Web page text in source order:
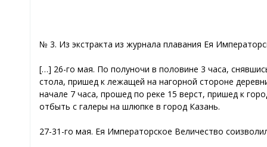
№ 3. Из экстракта из журнала плавания Ея
[…] 26-го мая. По полуночи в половине 3 часа,
стола, пришед к лежащей на нагорной стороне
начале 7 часа, прошед по реке 15 верст, пришед к
отбыть с галеры на шлюпке в город Казань.
27-31-го мая. Ея Императорское Величество